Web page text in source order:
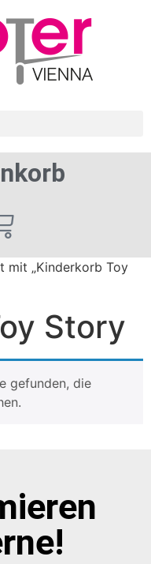
mit „Kinderkorb Toy
Story
gefunden, die